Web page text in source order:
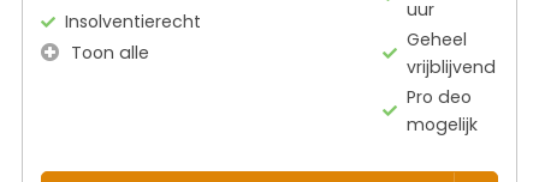
Insolventierecht
Toon alle
uur
Geheel
vrijblijvend
Pro deo
mogelijk